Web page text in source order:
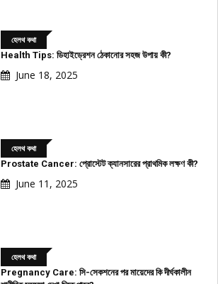
হেলথ কথা
Health Tips: ডিহাইড্রেশন ঠেকানোর সহজ উপায় কী?
June 18, 2025
হেলথ কথা
Prostate Cancer: প্রোস্টেট ক্যানসারের প্রাথমিক লক্ষণ কী?
June 11, 2025
হেলথ কথা
Pregnancy Care: সি-সেকশনের পর মায়েদের কি দীর্ঘকালীন